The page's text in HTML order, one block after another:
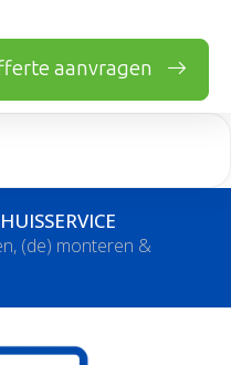
aanvragen
(de) monteren &